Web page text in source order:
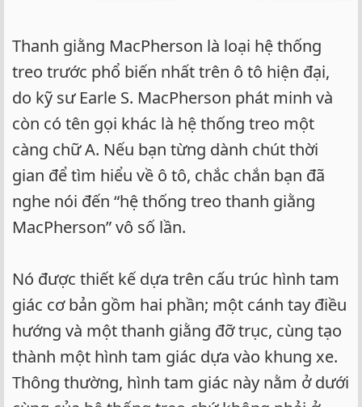
Thanh giằng MacPherson là loại hệ thống
treo trước phổ biến nhất trên ô tô hiện đại,
do kỹ sư Earle S. MacPherson phát minh và
còn có tên gọi khác là hệ thống treo một
càng chữ A. Nếu bạn từng dành chút thời
gian để tìm hiểu về ô tô, chắc chắn bạn đã
nghe nói đến “hệ thống treo thanh giằng
MacPherson” vô số lần.
Nó được thiết kế dựa trên cấu trúc hình tam
giác cơ bản gồm hai phần; một cánh tay điều
hướng và một thanh giằng đỡ trục, cùng tạo
thành một hình tam giác dựa vào khung xe.
Thông thường, hình tam giác này nằm ở dưới